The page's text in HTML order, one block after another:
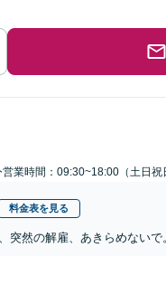
営業時間：09:30~18:00（土日祝
料金表を見る
突然の解雇、あきらめない